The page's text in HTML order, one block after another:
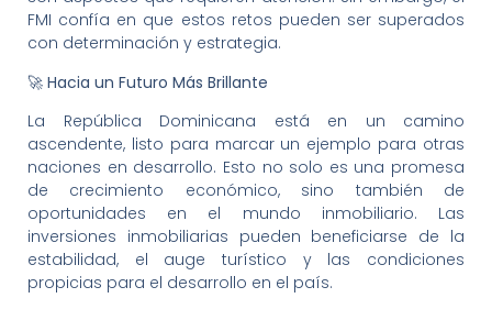
FMI confía en que estos retos pueden ser superados
con determinación y estrategia.
🚀 Hacia un Futuro Más Brillante
La República Dominicana está en un camino
ascendente, listo para marcar un ejemplo para otras
naciones en desarrollo. Esto no solo es una promesa
de crecimiento económico, sino también de
oportunidades en el mundo inmobiliario. Las
inversiones inmobiliarias pueden beneficiarse de la
estabilidad, el auge turístico y las condiciones
propicias para el desarrollo en el país.